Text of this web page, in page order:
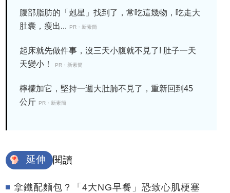
腹部脂肪的「剋星」找到了，常吃這幾物，吃走大
肚囊，瘦出...
PR・新素簡
起床就先做件事，沒三天小腹就不見了! 肚子一天
天變小！
PR・新素簡
檸檬加它，堅持一週大肚腩不見了，重新回到45
公斤 PR・新素簡
延伸 閱讀
拿鐵配麵包？「4大NG早餐」恐致心肌梗塞